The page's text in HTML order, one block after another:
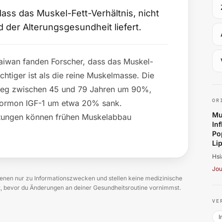
das Muskel-Fett-Verhältnis, nicht
der Alterungsgesundheit liefert.
fanden Forscher, dass das Muskel-
ist als die reine Muskelmasse. Die
zwischen 45 und 79 Jahren um 90%,
IGF-1 um etwa 20% sank.
können frühen Muskelabbau
nur zu Informationszwecken und stellen keine medizinische
du Änderungen an deiner Gesundheitsroutine vornimmst.